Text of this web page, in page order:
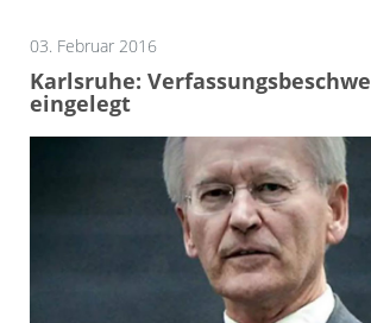
03. Februar 2016
Karlsruhe:
eingelegt